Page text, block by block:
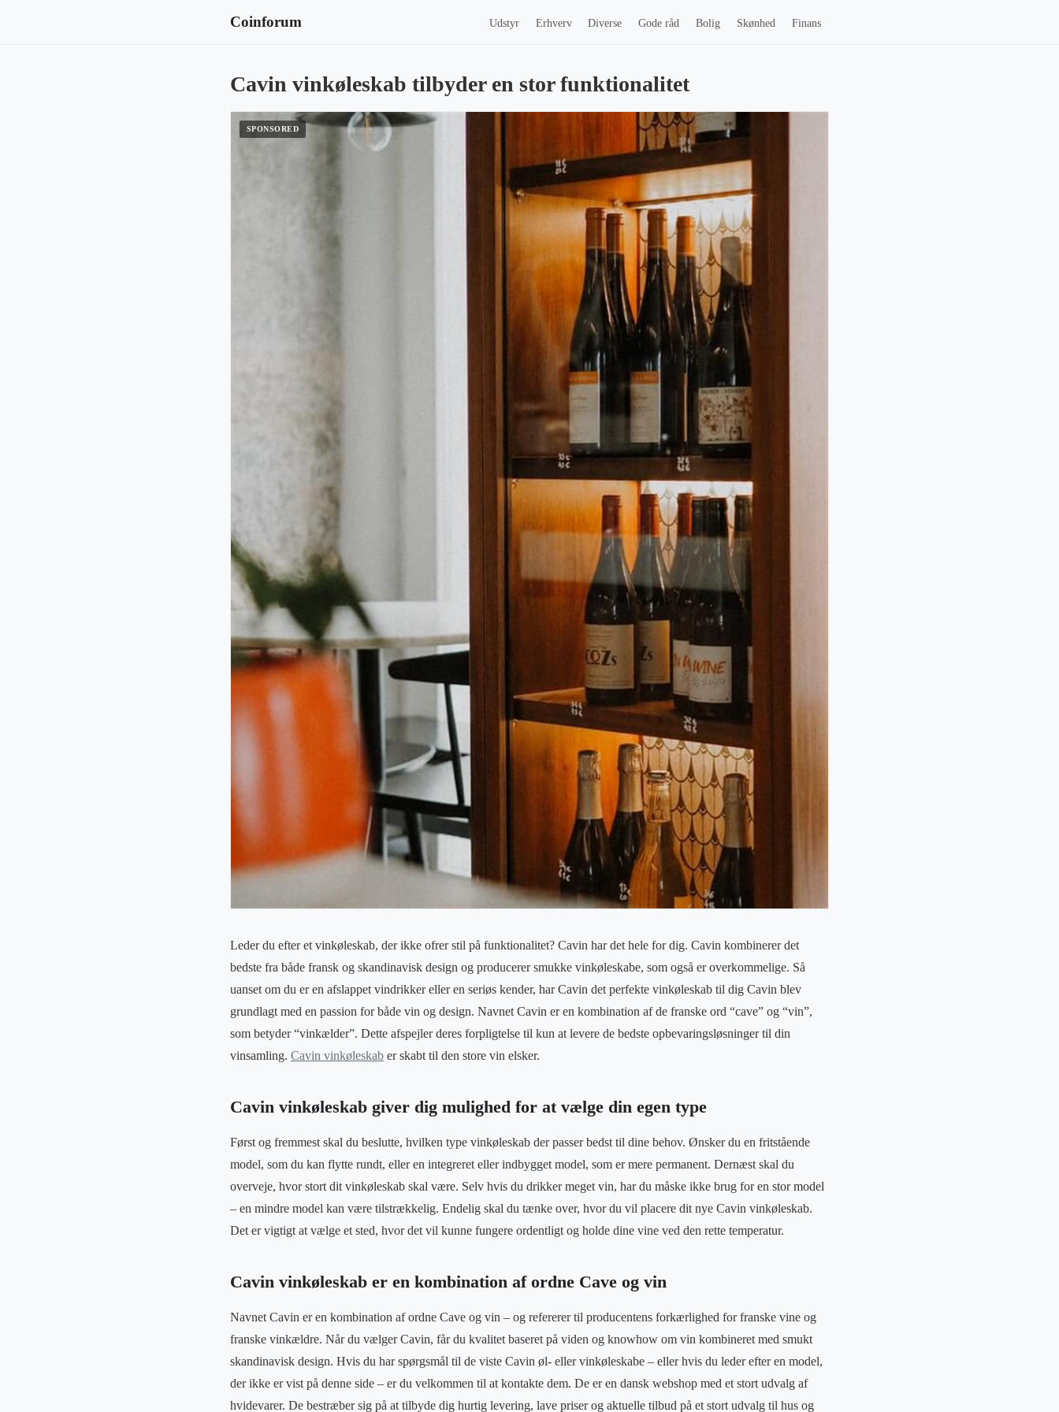
Coinforum Udstyr Erhverv Diverse Gode råd Bolig Skønhed Finans
Cavin vinkøleskab tilbyder en stor funktionalitet
Leder du efter et vinkøleskab, der ikke ofrer stil på funktionalitet? Cavin har det hele for dig. Cavin kombinerer det
bedste fra både fransk og skandinavisk design og producerer smukke vinkøleskabe, som også er overkommelige. Så
uanset om du er en afslappet vindrikker eller en seriøs kender, har Cavin det perfekte vinkøleskab til dig Cavin blev
grundlagt med en passion for både vin og design. Navnet Cavin er en kombination af de franske ord “cave” og “vin”,
som betyder “vinkælder”. Dette afspejler deres forpligtelse til kun at levere de bedste opbevaringsløsninger til din
vinsamling. Cavin vinkøleskab er skabt til den store vin elsker.
Cavin vinkøleskab giver dig mulighed for at vælge din egen type
Først og fremmest skal du beslutte, hvilken type vinkøleskab der passer bedst til dine behov. Ønsker du en fritstående
model, som du kan flytte rundt, eller en integreret eller indbygget model, som er mere permanent. Dernæst skal du
overveje, hvor stort dit vinkøleskab skal være. Selv hvis du drikker meget vin, har du måske ikke brug for en stor model
– en mindre model kan være tilstrækkelig. Endelig skal du tænke over, hvor du vil placere dit nye Cavin vinkøleskab.
Det er vigtigt at vælge et sted, hvor det vil kunne fungere ordentligt og holde dine vine ved den rette temperatur.
Cavin vinkøleskab er en kombination af ordne Cave og vin
Navnet Cavin er en kombination af ordne Cave og vin – og refererer til producentens forkærlighed for franske vine og
franske vinkældre. Når du vælger Cavin, får du kvalitet baseret på viden og knowhow om vin kombineret med smukt
skandinavisk design. Hvis du har spørgsmål til de viste Cavin øl- eller vinkøleskabe – eller hvis du leder efter en model,
der ikke er vist på denne side – er du velkommen til at kontakte dem. De er en dansk webshop med et stort udvalg af
hvidevarer. De bestræber sig på at tilbyde dig hurtig levering, lave priser og aktuelle tilbud på et stort udvalg til hus og